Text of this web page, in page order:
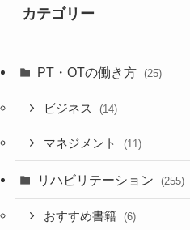
カテゴリー
PT・OTの働き方 (25)
ビジネス (14)
マネジメント (11)
リハビリテーション (255)
おすすめ書籍 (6)